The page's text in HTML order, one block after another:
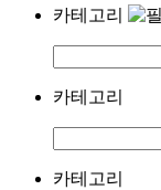
카테고리
카테고리
카테고리